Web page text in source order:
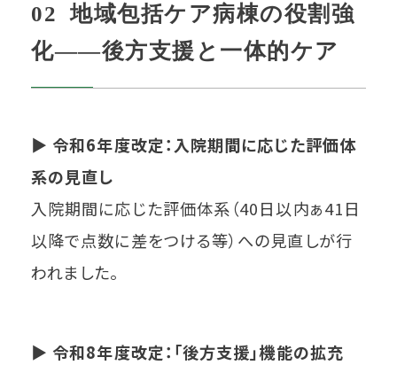
02 地域包括ケア病棟の役割強
化――後方支援と一体的ケア
▶ 令和6年度改定：入院期間に応じた評価体
系の見直し
入院期間に応じた評価体系（40日以内ぁ41日
以降で点数に差をつける等）への見直しが行
われました。
▶ 令和8年度改定：「後方支援」機能の拡充